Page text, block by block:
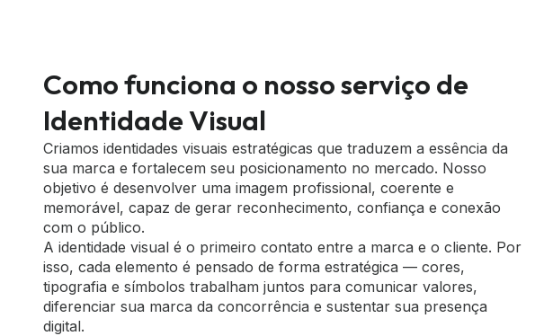
Como funciona o nosso serviço de
Identidade Visual
Criamos identidades visuais estratégicas que traduzem a essência da
sua marca e fortalecem seu posicionamento no mercado. Nosso
objetivo é desenvolver uma imagem profissional, coerente e
memorável, capaz de gerar reconhecimento, confiança e conexão
com o público.
A identidade visual é o primeiro contato entre a marca e o cliente. Por
isso, cada elemento é pensado de forma estratégica — cores,
tipografia e símbolos trabalham juntos para comunicar valores,
diferenciar sua marca da concorrência e sustentar sua presença
digital.